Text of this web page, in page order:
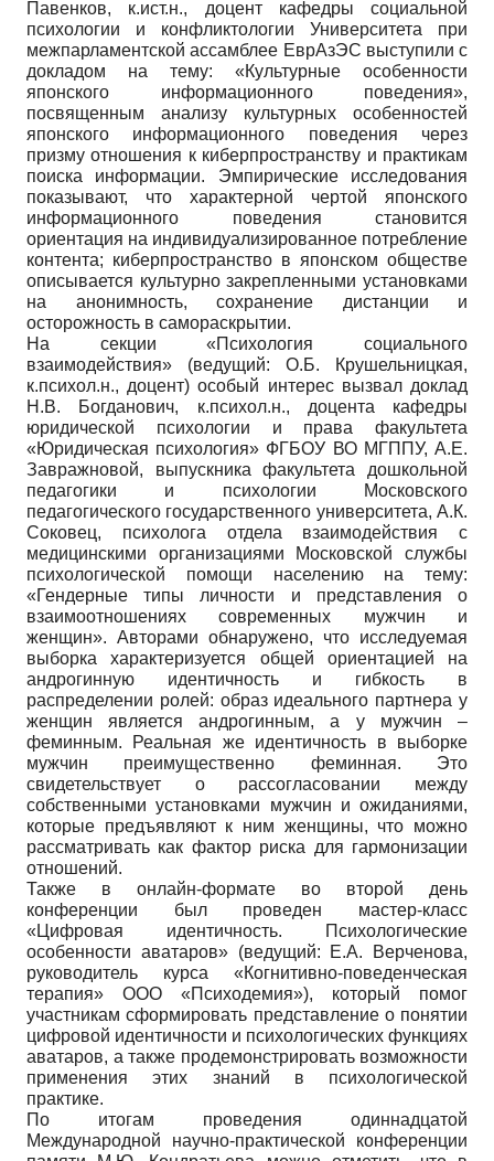
Павенков, к.ист.н., доцент кафедры социальной
психологии и конфликтологии Университета при
межпарламентской ассамблее ЕврАзЭС выступили с
докладом на тему: «Культурные особенности
японского информационного поведения»,
посвященным анализу культурных особенностей
японского информационного поведения через
призму отношения к киберпространству и практикам
поиска информации. Эмпирические исследования
показывают, что характерной чертой японского
информационного поведения становится
ориентация на индивидуализированное потребление
контента; киберпространство в японском обществе
описывается культурно закрепленными установками
на анонимность, сохранение дистанции и
осторожность в самораскрытии.
На секции «Психология социального
взаимодействия» (ведущий: О.Б. Крушельницкая,
к.психол.н., доцент) особый интерес вызвал доклад
Н.В. Богданович, к.психол.н., доцента кафедры
юридической психологии и права факультета
«Юридическая психология» ФГБОУ ВО МГППУ, А.Е.
Завражновой, выпускника факультета дошкольной
педагогики и психологии Московского
педагогического государственного университета, А.К.
Соковец, психолога отдела взаимодействия с
медицинскими организациями Московской службы
психологической помощи населению на тему:
«Гендерные типы личности и представления о
взаимоотношениях современных мужчин и
женщин». Авторами обнаружено, что исследуемая
выборка характеризуется общей ориентацией на
андрогинную идентичность и гибкость в
распределении ролей: образ идеального партнера у
женщин является андрогинным, а у мужчин –
феминным. Реальная же идентичность в выборке
мужчин преимущественно феминная. Это
свидетельствует о рассогласовании между
собственными установками мужчин и ожиданиями,
которые предъявляют к ним женщины, что можно
рассматривать как фактор риска для гармонизации
отношений.
Также в онлайн-формате во второй день
конференции был проведен мастер-класс
«Цифровая идентичность. Психологические
особенности аватаров» (ведущий: Е.А. Верченова,
руководитель курса «Когнитивно-поведенческая
терапия» ООО «Психодемия»), который помог
участникам сформировать представление о понятии
цифровой идентичности и психологических функциях
аватаров, а также продемонстрировать возможности
применения этих знаний в психологической
практике.
По итогам проведения одиннадцатой
Международной научно-практической конференции